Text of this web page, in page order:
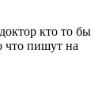
кто то бы
что пишут на